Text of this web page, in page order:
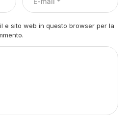
e sito web in questo browser per la